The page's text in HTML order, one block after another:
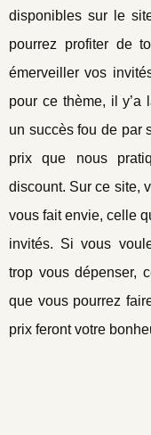
disponibles sur le
pourrez profiter de
émerveiller vos
pour ce thème, il y’a
un succès fou de par
prix que nous
discount. Sur ce site,
vous fait envie, celle
invités. Si vous
trop vous dépenser,
que vous pourrez
prix feront votre